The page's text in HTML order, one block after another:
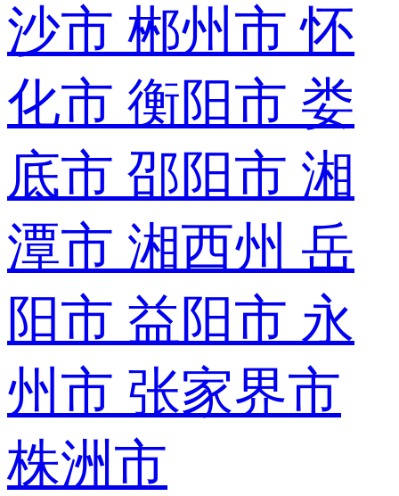
沙市 郴州市 怀
化市 衡阳市 娄
底市 邵阳市 湘
潭市 湘西州 岳
阳市 益阳市 永
州市 张家界市
株洲市